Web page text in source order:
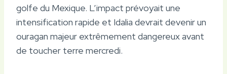
golfe du Mexique. L’impact prévoyait une
intensification rapide et Idalia devrait devenir un
ouragan majeur extrêmement dangereux avant
de toucher terre mercredi.